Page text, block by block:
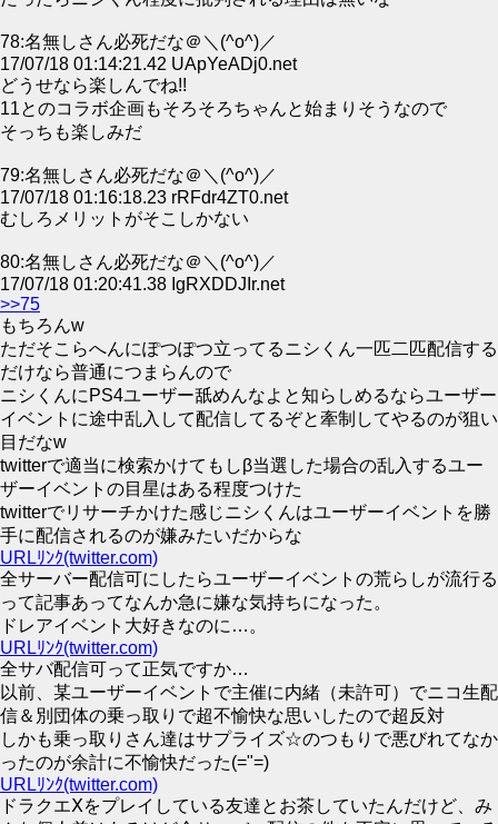
78:名無しさん必死だな＠＼(^o^)／
17/07/18 01:14:21.42 UApYeADj0.net
どうせなら楽しんでね!!
11とのコラボ企画もそろそろちゃんと始まりそうなので
そっちも楽しみだ
79:名無しさん必死だな＠＼(^o^)／
17/07/18 01:16:18.23 rRFdr4ZT0.net
むしろメリットがそこしかない
80:名無しさん必死だな＠＼(^o^)／
17/07/18 01:20:41.38 IgRXDDJIr.net
>>75
もちろんw
ただそこらへんにぽつぽつ立ってるニシくん一匹二匹配信する
だけなら普通につまらんので
ニシくんにPS4ユーザー舐めんなよと知らしめるならユーザー
イベントに途中乱入して配信してるぞと牽制してやるのが狙い
目だなw
twitterで適当に検索かけてもしβ当選した場合の乱入するユー
ザーイベントの目星はある程度つけた
twitterでリサーチかけた感じニシくんはユーザーイベントを勝
手に配信されるのが嫌みたいだからな
URLﾘﾝｸ(twitter.com)
全サーバー配信可にしたらユーザーイベントの荒らしが流行る
って記事あってなんか急に嫌な気持ちになった。
ドレアイベント大好きなのに…。
URLﾘﾝｸ(twitter.com)
全サバ配信可って正気ですか…
以前、某ユーザーイベントで主催に内緒（未許可）でニコ生配
信＆別団体の乗っ取りで超不愉快な思いしたので超反対
しかも乗っ取りさん達はサプライズ☆のつもりで悪びれてなか
ったのが余計に不愉快だった(="=)
URLﾘﾝｸ(twitter.com)
ドラクエⅩをプレイしている友達とお茶していたんだけど、み